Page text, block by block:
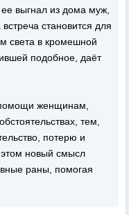
выгнал из дома муж,
становится для
света в кромешной
подобное, даёт
женщинам,
тем,
потерю и
новый смысл
раны, помогая